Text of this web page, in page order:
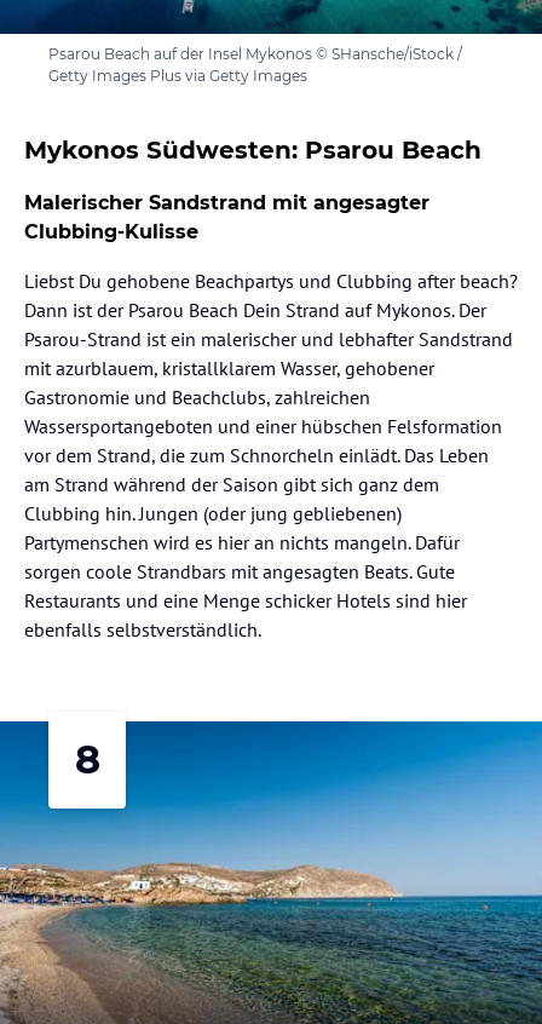
Psarou Beach auf der Insel Mykonos © SHansche/iStock /
Getty Images Plus via Getty Images
Mykonos Südwesten: Psarou Beach
Malerischer Sandstrand mit angesagter
Clubbing-Kulisse
Liebst Du gehobene Beachpartys und Clubbing after beach?
Dann ist der Psarou Beach Dein Strand auf Mykonos. Der
Psarou-Strand ist ein malerischer und lebhafter Sandstrand
mit azurblauem, kristallklarem Wasser, gehobener
Gastronomie und Beachclubs, zahlreichen
Wassersportangeboten und einer hübschen Felsformation
vor dem Strand, die zum Schnorcheln einlädt. Das Leben
am Strand während der Saison gibt sich ganz dem
Clubbing hin. Jungen (oder jung gebliebenen)
Partymenschen wird es hier an nichts mangeln. Dafür
sorgen coole Strandbars mit angesagten Beats. Gute
Restaurants und eine Menge schicker Hotels sind hier
ebenfalls selbstverständlich.
8